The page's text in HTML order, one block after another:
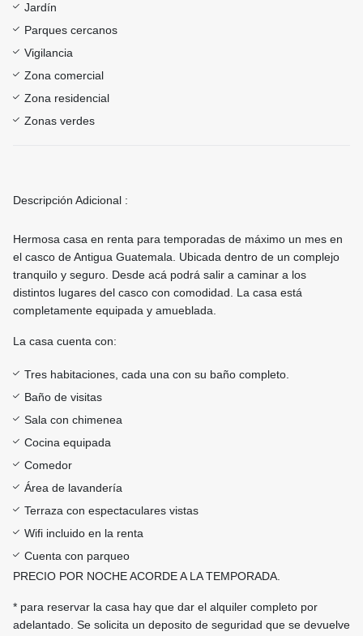
Jardín
Parques cercanos
Vigilancia
Zona comercial
Zona residencial
Zonas verdes
Descripción Adicional :
Hermosa casa en renta para temporadas de máximo un mes en
el casco de Antigua Guatemala. Ubicada dentro de un complejo
tranquilo y seguro. Desde acá podrá salir a caminar a los
distintos lugares del casco con comodidad. La casa está
completamente equipada y amueblada.
La casa cuenta con:
Tres habitaciones, cada una con su baño completo.
Baño de visitas
Sala con chimenea
Cocina equipada
Comedor
Área de lavandería
Terraza con espectaculares vistas
Wifi incluido en la renta
Cuenta con parqueo
PRECIO POR NOCHE ACORDE A LA TEMPORADA.
* para reservar la casa hay que dar el alquiler completo por
adelantado. Se solicita un deposito de seguridad que se devuelve